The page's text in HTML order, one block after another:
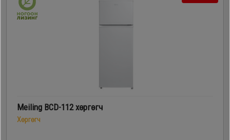
Meiling BCD-112 хөргөгч
Хөргөгч